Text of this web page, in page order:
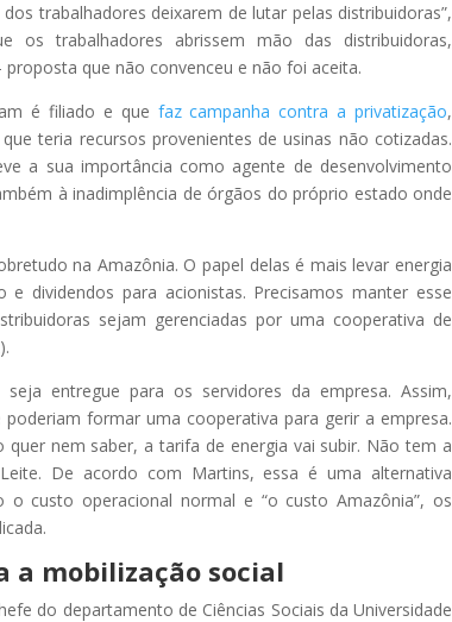
trabalhadores deixarem de lutar pelas distribuidoras”,
trabalhadores abrissem mão das distribuidoras,
que não convenceu e não foi aceita.
é filiado e que faz campanha contra a privatização,
teria recursos provenientes de usinas não cotizadas.
a sua importância como agente de desenvolvimento
à inadimplência de órgãos do próprio estado onde
na Amazônia. O papel delas é mais levar energia
dividendos para acionistas. Precisamos manter esse
sejam gerenciadas por uma cooperativa de
entregue para os servidores da empresa. Assim,
formar uma cooperativa para gerir a empresa.
nem saber, a tarifa de energia vai subir. Não tem a
De acordo com Martins, essa é uma alternativa
o custo operacional normal e “o custo Amazônia”, os
a mobilização social
do departamento de Ciências Sociais da Universidade